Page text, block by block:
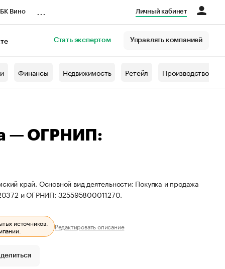
Вино Личный кабинет
Стать экспертом Управлять компанией
Финансы Недвижимость Ретейл Производство
— ОГРНИП:
край. Основной вид деятельности: Покупка и продажа
и ОГРНИП: 325595800011270.
источников.
Редактировать описание